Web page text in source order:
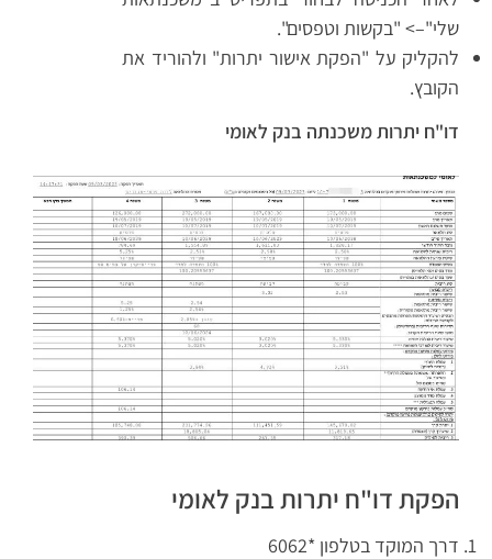
שלי"–> "בקשות וטפסים".
להקליק על "הפקת אישור יתרות" ולהוריד את
הקובץ.
דו"ח יתרות משכנתה בנק לאומי
הפקת דו"ח יתרות בנק לאומי
דרך המוקד בטלפון *6062